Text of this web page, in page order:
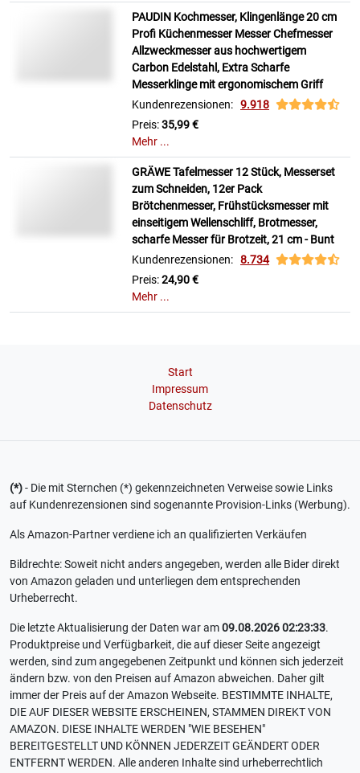
PAUDIN Kochmesser, Klingenlänge 20 cm
Profi Küchenmesser Messer Chefmesser
Allzweckmesser aus hochwertigem
Carbon Edelstahl, Extra Scharfe
Messerklinge mit ergonomischem Griff
Kundenrezensionen: 9.918
Preis:35,99 €
Mehr ...
GRÄWE Tafelmesser 12 Stück, Messerset
zum Schneiden, 12er Pack
Brötchenmesser, Frühstücksmesser mit
einseitigem Wellenschliff, Brotmesser,
scharfe Messer für Brotzeit, 21 cm - Bunt
Kundenrezensionen: 8.734
Preis:24,90 €
Mehr ...
Start
Impressum
Datenschutz
(*)- Die mit Sternchen (*) gekennzeichneten Verweise sowie Links
auf Kundenrezensionen sind sogenannte Provision-Links (Werbung).
Als Amazon-Partner verdiene ich an qualifizierten Verkäufen
Bildrechte: Soweit nicht anders angegeben, werden alle Bider direkt
von Amazon geladen und unterliegen dem entsprechenden
Urheberrecht.
Die letzte Aktualisierung der Daten war am09.08.2026 02:23:33.
Produktpreise und Verfügbarkeit, die auf dieser Seite angezeigt
werden, sind zum angegebenen Zeitpunkt und können sich jederzeit
ändern bzw. von den Preisen auf Amazon abweichen. Daher gilt
immer der Preis auf der Amazon Webseite. BESTIMMTE INHALTE,
DIE AUF DIESER WEBSITE ERSCHEINEN, STAMMEN DIREKT VON
AMAZON. DIESE INHALTE WERDEN "WIE BESEHEN"
BEREITGESTELLT UND KÖNNEN JEDERZEIT GEÄNDERT ODER
ENTFERNT WERDEN. Alle anderen Inhalte sind urheberrechtlich